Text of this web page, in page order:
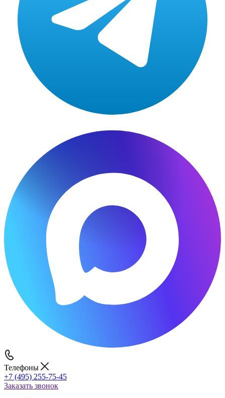
Телефоны
+7 (495) 255-75-45
Заказать звонок